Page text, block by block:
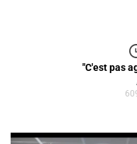
"C'est pas